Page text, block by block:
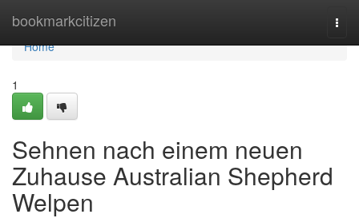
bookmarkcitizen
Home
Home
1
Sehnen nach einem neuen
Zuhause Australian Shepherd
Welpen